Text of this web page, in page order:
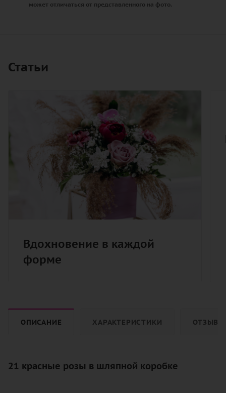
может отличаться от представленного на фото.
Статьи
Вдохновение в каждой
форме
ОПИСАНИЕ ХАРАКТЕРИСТИКИ ОТЗЫВЫ
21 красные розы в шляпной коробке